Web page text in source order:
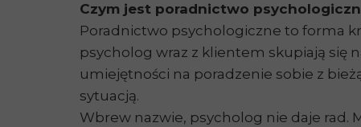
Czym jest poradnictwo
Poradnictwo psychologiczne to forma
psycholog wraz z klientem skupiają się
umiejętności na poradzenie sobie z
sytuacją.
Wbrew nazwie, psycholog nie daje rad.